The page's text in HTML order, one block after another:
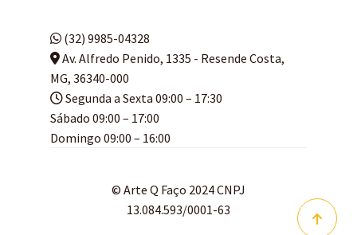
(32) 9985-04328
Av. Alfredo Penido, 1335 - Resende Costa,
MG, 36340-000
Segunda a Sexta 09:00 – 17:30
Sábado 09:00 – 17:00
Domingo 09:00 – 16:00
© Arte Q Faço 2024 CNPJ
13.084.593/0001-63